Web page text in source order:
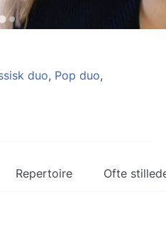
duo, Pop duo,
Repertoire Ofte